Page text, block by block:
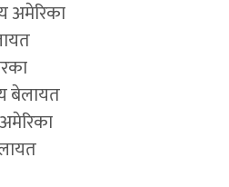
अमेरिका
बेलायत